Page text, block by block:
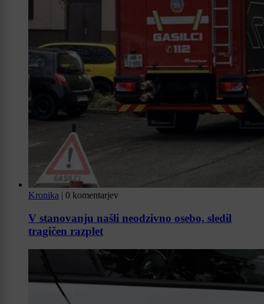
Kronika | 0 komentarjev
V stanovanju našli neodzivno osebo, sledil
tragičen razplet